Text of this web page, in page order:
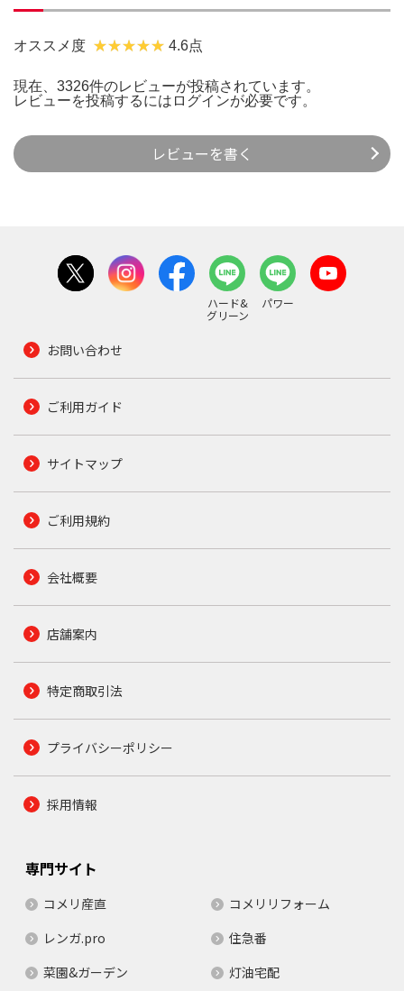
オススメ度 4.6点
現在、3326件のレビューが投稿されています。
レビューを投稿するには ログインが必要です。
レビューを書く
ハード&
グリーン
パワー
お問い合わせ
ご利用ガイド
サイトマップ
ご利用規約
会社概要
店舗案内
特定商取引法
プライバシーポリシー
採用情報
専門サイト
コメリ産直
コメリリフォーム
レンガ.pro
住急番
菜園&ガーデン
灯油宅配